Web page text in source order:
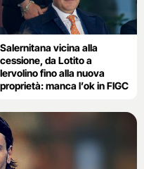
Salernitana vicina alla
cessione, da Lotito a
Iervolino fino alla nuova
proprietà: manca l’ok in FIGC